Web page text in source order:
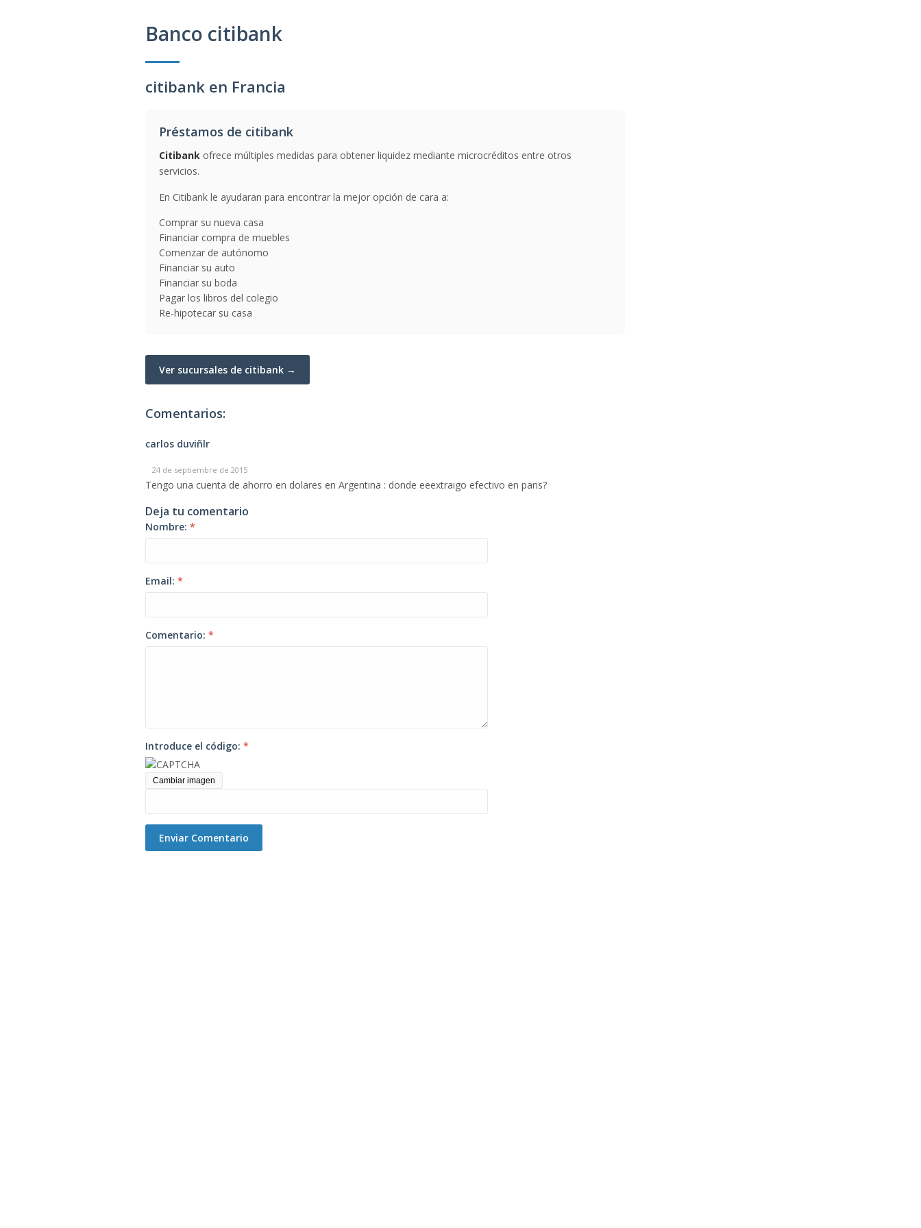
Banco citibank
citibank en Francia
Préstamos de citibank
Citibank ofrece múltiples medidas para obtener liquidez mediante microcréditos entre otros
servicios.
En Citibank le ayudaran para encontrar la mejor opción de cara a:
Comprar su nueva casa
Financiar compra de muebles
Comenzar de autónomo
Financiar su auto
Financiar su boda
Pagar los libros del colegio
Re-hipotecar su casa
Ver sucursales de citibank →
Comentarios:
carlos duviñlr
24 de septiembre de 2015
Tengo una cuenta de ahorro en dolares en Argentina : donde eeextraigo efectivo en paris?
Deja tu comentario
Nombre: *
Email: *
Comentario: *
Introduce el código: *
Cambiar imagen
Enviar Comentario